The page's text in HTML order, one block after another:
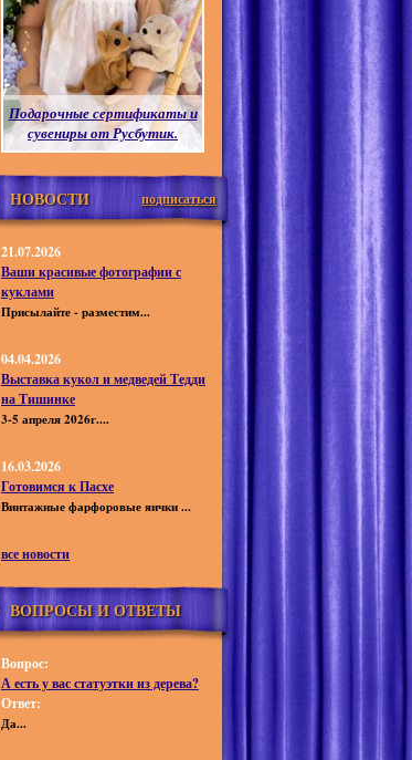
Подарочные сертификаты и
сувениры от Русбутик.
НОВОСТИ подписаться
21.07.2026
Ваши красивые фотографии с
куклами
Присылайте - разместим...
04.04.2026
Выставка кукол и медведей Тедди
на Тишинке
3-5 апреля 2026г....
16.03.2026
Готовимся к Пасхе
Винтажные фарфоровые яички ...
все новости
ВОПРОСЫ И ОТВЕТЫ
Вопрос:
А есть у вас статуэтки из дерева?
Ответ:
Да...